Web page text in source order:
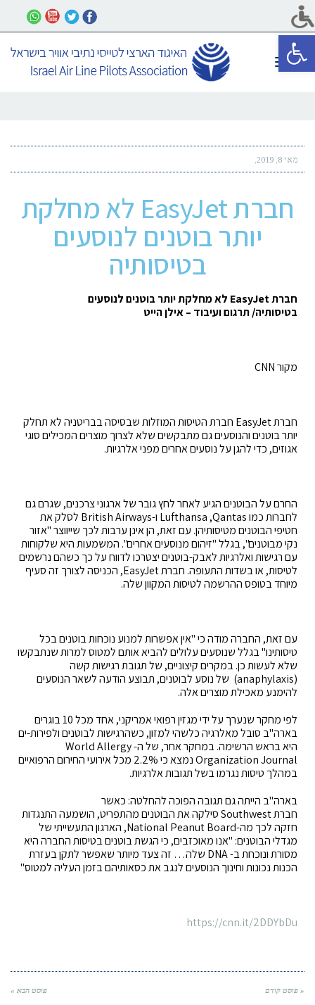
פתח סרגל נגישות
תפריט
מאי 8, 2019
חברת EasyJet לא מחלקת
יותר בוטנים לנוסעים
בטיסותיה
חברתEasyJet לא מחלקת יותר בוטנים לנוסעים
בטיסותיה/תרגום ועיבוד – אילן הייט
מקורCNN
חברתEasyJet חברת הטיסות המוזלות שבסיסה בבריטניה לא תחלק
יותר בוטנים והנוסעים גם מתבקשים שלא לצרוך מוצרים המכילים סוגי
אגוזים, כדי להגן על נוסעים אחרים מפני אלרגיות.
החרם על הבוטנים הגיע לאחר לחץ גובר של ארגוני צרכנים, שגרם גם
לחברות כמוQantas
,
Lufthansa ו-British Airways לסלק את
חטיפי הבוטנים מטיסותיהן. עם זאת, הן אינן ערבות לכך שייווצר "אזור
נקי מבוטנים", בגלל "זיהום מנוסעים אחרים". המשמעות היא שלקוחות
עם רגישות ואלרגיות לאבק-בוטנים יצטרכו לדווח על כך כשהם נרשמים
לטיסות, או בשדות התעופה. חברתEasyJet, הכניסה לצורך זה סעיף
מיוחד בטופס ההרשמה לטיסות המקוון שלה.
עם זאת, החברה מודה כי "אין אפשרות למנוע נוכחות בוטנים בכל
טיסותינו" בגלל שנוסעים עלולים להביא אותם למטוס למרות שנתבקשו
שלא לעשות כן. במקרים קיצוניים, של תגובת רגישות קשה
(
anaphylaxis) של נוסע לבוטנים, תבוצע הודעה לשאר הנוסעים
להימנע מאכילת מוצרים אלה.
לפי מחקר שנערך על ידי מגזין רפואי אמריקני, אחד מכל 10 בוגרים
בארה"ב סובל מאלרגיה כלשהי למזון, כשהרגישות לבוטנים ולפירות-ים
היא בראש הרשימה. במחקר אחר, של ה-World Allergy
Organization Journal
נמצא כי 2.2% מכל אירועי החירום הרפואיים
במהלך טיסות נגרמו בשל תגובות אלרגיות.
בארה"ב הייתה גם תגובה הפוכה להחלטה: כאשר
חברתSouthwestסילקה את הבוטנים מהתפריט, הושמעה התנגדות
חזקה לכך מה-National Peanut Board, הארגון התעשייתי של
מגדלי הבוטנים: "אנו מאוכזבים, כי הגשת בוטנים בטיסות החברה היא
מסורת ונוכחת ב-DNA שלה… זה צעד מיותר שאפשר לתקן בעזרת
הכנות נכונות וחינוך הנוסעים לנגב את כסאותיהם בזמן העליה למטוס"
https://cnn.it/2DDYbDu
« פוסט קודם פוסט הבא »